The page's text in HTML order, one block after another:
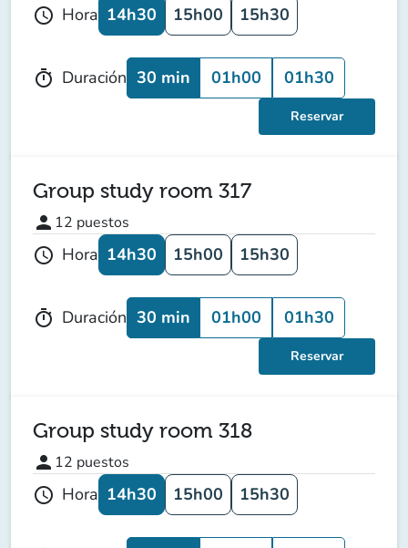
schedule Hora 14h30 15h00 15h30
timer Duración 30 min 01h00 01h30
Reservar
Group study room 317
person 12 puestos
schedule Hora 14h30 15h00 15h30
timer Duración 30 min 01h00 01h30
Reservar
Group study room 318
person 12 puestos
schedule Hora 14h30 15h00 15h30